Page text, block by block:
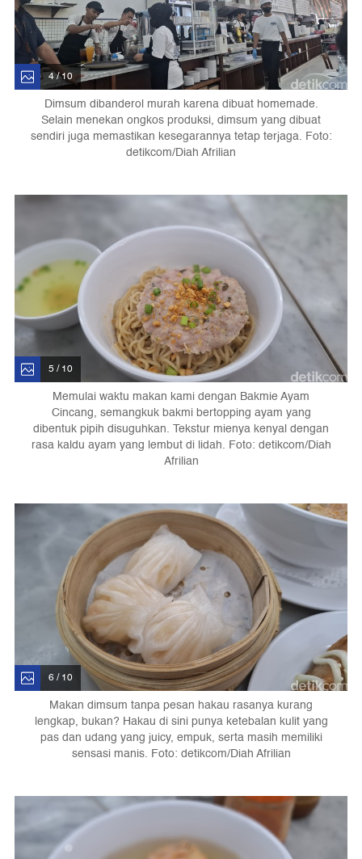
4 / 10
Dimsum dibanderol murah karena dibuat homemade.
Selain menekan ongkos produksi, dimsum yang dibuat
sendiri juga memastikan kesegarannya tetap terjaga. Foto:
detikcom/Diah Afrilian
5 / 10
Memulai waktu makan kami dengan Bakmie Ayam
Cincang, semangkuk bakmi bertopping ayam yang
dibentuk pipih disuguhkan. Tekstur mienya kenyal dengan
rasa kaldu ayam yang lembut di lidah. Foto: detikcom/Diah
Afrilian
6 / 10
Makan dimsum tanpa pesan hakau rasanya kurang
lengkap, bukan? Hakau di sini punya ketebalan kulit yang
pas dan udang yang juicy, empuk, serta masih memiliki
sensasi manis. Foto: detikcom/Diah Afrilian